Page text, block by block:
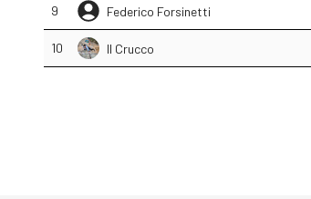
9 Federico Forsinetti
10 Il Crucco